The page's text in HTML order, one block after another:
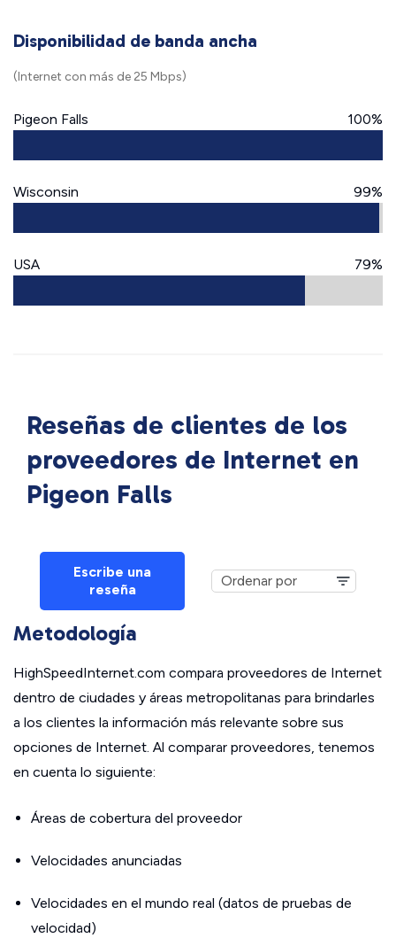
Disponibilidad de banda ancha
(Internet con más de 25 Mbps)
Pigeon Falls 100%
Wisconsin 99%
USA 79%
Reseñas de clientes de los
proveedores de Internet en
Pigeon Falls
Escribe una
reseña
Metodología
HighSpeedInternet.com compara proveedores de Internet
dentro de ciudades y áreas metropolitanas para brindarles
a los clientes la información más relevante sobre sus
opciones de Internet. Al comparar proveedores, tenemos
en cuenta lo siguiente:
Áreas de cobertura del proveedor
Velocidades anunciadas
Velocidades en el mundo real (datos de pruebas de
velocidad)